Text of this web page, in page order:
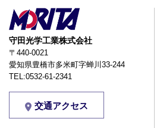
守田光学工業株式会社
〒440-0021
愛知県豊橋市多米町字蝉川33-244
TEL:0532-61-2341
交通アクセス